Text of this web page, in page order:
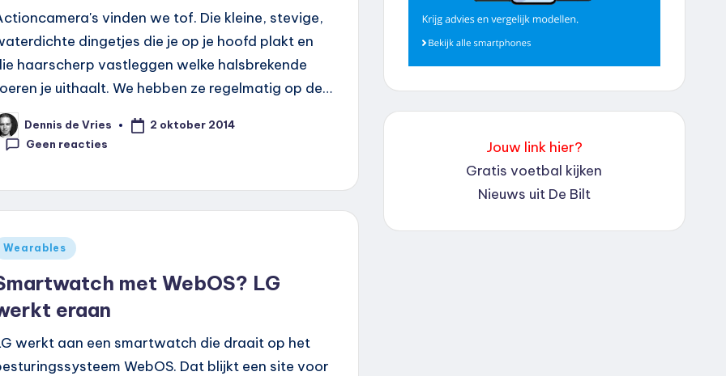
vinden we tof. Die kleine, stevige,
dingetjes die je op je hoofd plakt en
haarscherp vastleggen welke halsbrekende
je uithaalt. We hebben ze regelmatig op de…
Dennis de Vries
2 oktober 2014
Geen reacties
Wearables
met WebOS? LG
eraan
werkt aan een smartwatch die draait op het
WebOS. Dat blijkt een site voor
Jouw link hier?
Gratis voetbal kijken
Nieuws uit De Bilt